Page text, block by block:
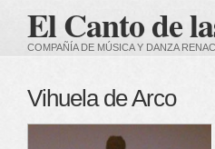
El Canto de
COMPAÑÍA DE MÚSICA Y DANZA
Vihuela de Arco